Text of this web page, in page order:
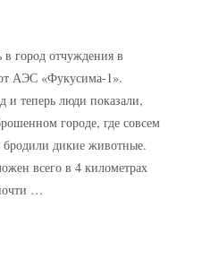
в город отчуждения в
АЭС «Фукусима-1».
и теперь люди показали,
городе, где совсем
дикие животные.
всего в 4 километрах
…